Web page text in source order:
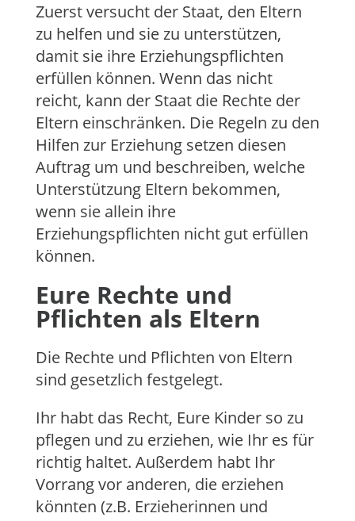
Zuerst versucht der Staat, den Eltern
zu helfen und sie zu unterstützen,
damit sie ihre Erziehungspflichten
erfüllen können. Wenn das nicht
reicht, kann der Staat die Rechte der
Eltern einschränken. Die Regeln zu den
Hilfen zur Erziehung setzen diesen
Auftrag um und beschreiben, welche
Unterstützung Eltern bekommen,
wenn sie allein ihre
Erziehungspflichten nicht gut erfüllen
können.
Eure Rechte und
Pflichten als Eltern
Die Rechte und Pflichten von Eltern
sind gesetzlich festgelegt.
Ihr habt das Recht, Eure Kinder so zu
pflegen und zu erziehen, wie Ihr es für
richtig haltet. Außerdem habt Ihr
Vorrang vor anderen, die erziehen
könnten (z.B. Erzieherinnen und